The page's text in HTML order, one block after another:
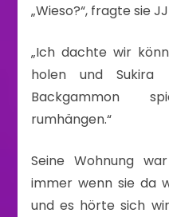
„Wieso?“, fragte sie
„Ich dachte wir
holen und Sukira
Backgammon
rumhängen.“
Seine Wohnung
immer wenn sie da
und es hörte sich